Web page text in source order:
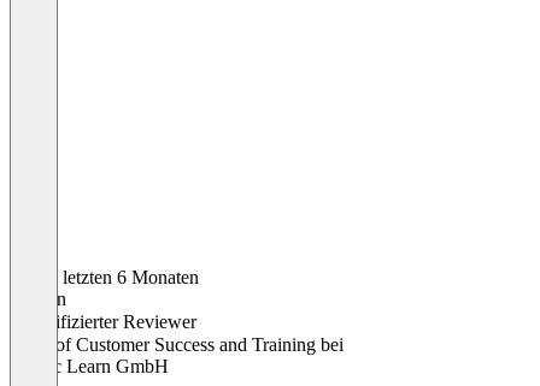
In den letzten 6 Monaten
Carolin
Verifizierter Reviewer
Head of Customer Success and Training bei
TicTac Learn GmbH